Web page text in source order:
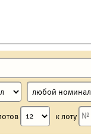
к лоту